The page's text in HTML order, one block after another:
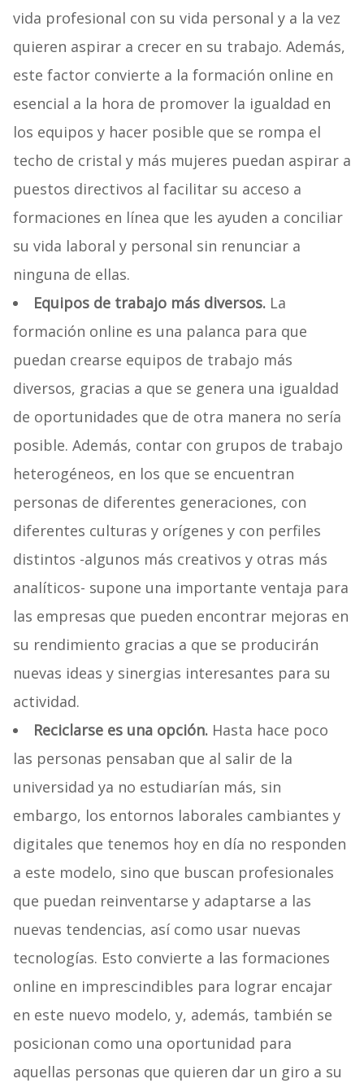
vida profesional con su vida personal y a la vez
quieren aspirar a crecer en su trabajo. Además,
este factor convierte a la formación online en
esencial a la hora de promover la igualdad en
los equipos y hacer posible que se rompa el
techo de cristal y más mujeres puedan aspirar a
puestos directivos al facilitar su acceso a
formaciones en línea que les ayuden a conciliar
su vida laboral y personal sin renunciar a
ninguna de ellas.
Equipos de trabajo más diversos. La
formación online es una palanca para que
puedan crearse equipos de trabajo más
diversos, gracias a que se genera una igualdad
de oportunidades que de otra manera no sería
posible. Además, contar con grupos de trabajo
heterogéneos, en los que se encuentran
personas de diferentes generaciones, con
diferentes culturas y orígenes y con perfiles
distintos -algunos más creativos y otras más
analíticos- supone una importante ventaja para
las empresas que pueden encontrar mejoras en
su rendimiento gracias a que se producirán
nuevas ideas y sinergias interesantes para su
actividad.
Reciclarse es una opción. Hasta hace poco
las personas pensaban que al salir de la
universidad ya no estudiarían más, sin
embargo, los entornos laborales cambiantes y
digitales que tenemos hoy en día no responden
a este modelo, sino que buscan profesionales
que puedan reinventarse y adaptarse a las
nuevas tendencias, así como usar nuevas
tecnologías. Esto convierte a las formaciones
online en imprescindibles para lograr encajar
en este nuevo modelo, y, además, también se
posicionan como una oportunidad para
aquellas personas que quieren dar un giro a su